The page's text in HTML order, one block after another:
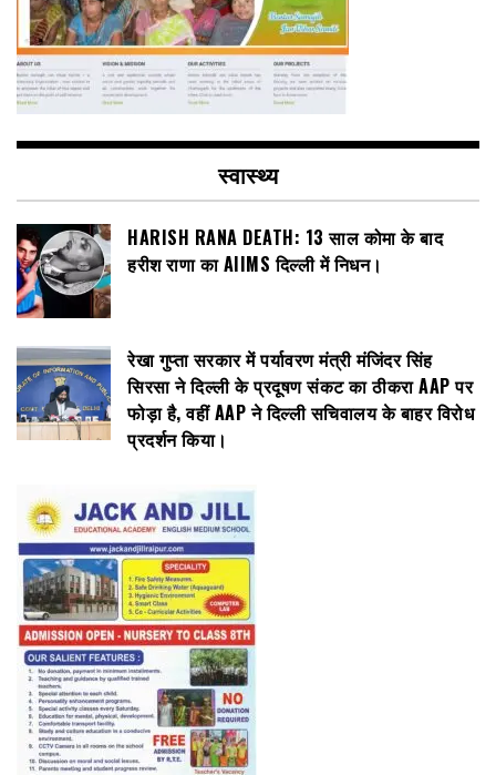
स्वास्थ्य
HARISH RANA DEATH: 13 साल कोमा के बाद
हरीश राणा का AIIMS दिल्ली में निधन।
रेखा गुप्ता सरकार में पर्यावरण मंत्री मंजिंदर सिंह
सिरसा ने दिल्ली के प्रदूषण संकट का ठीकरा AAP पर
फोड़ा है, वहीं AAP ने दिल्ली सचिवालय के बाहर विरोध
प्रदर्शन किया।